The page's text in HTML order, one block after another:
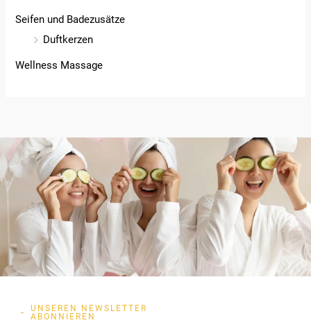
Seifen und Badezusätze
Duftkerzen
Wellness Massage
UNSEREN NEWSLETTER
ABONNIEREN